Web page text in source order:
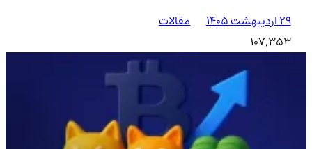
۲۹ اردیبهشت ۱۴۰۵
مقالات
107,353